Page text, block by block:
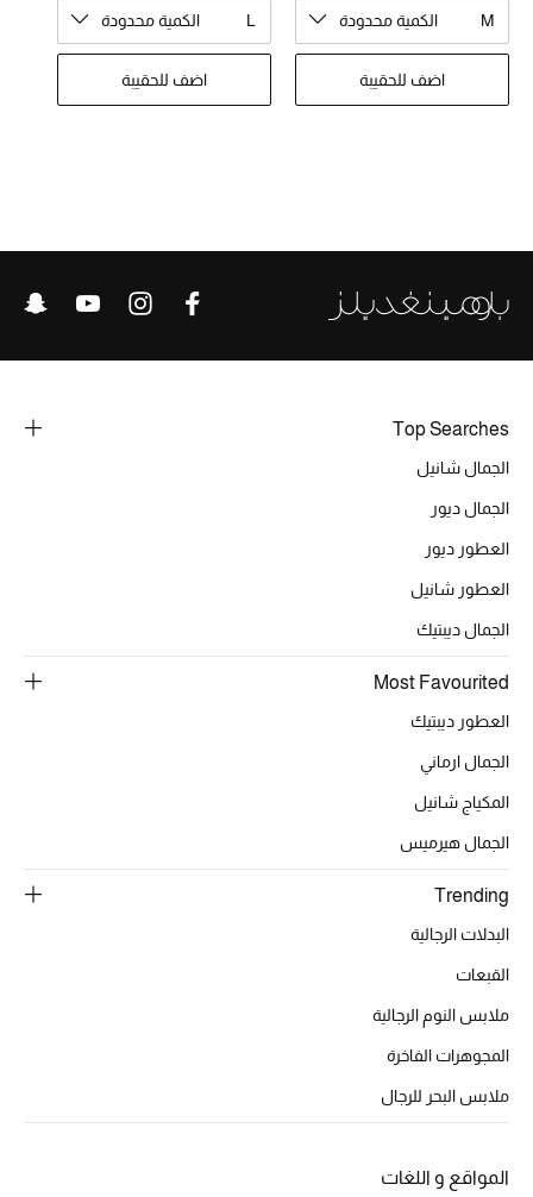
الحب للمحلي
ركن الفخامة
جميع الحقائب النسائية
موضة نسائية
الموسم الجديد
حقائب رجالية
حقائب الأطفال
أبرز المصممين
أبرز الحقائب
M الكمية محدودة
اضف للحقيبة
L الكمية محدودة
اضف للحقيبة
Top Searches
الجمال شانيل
الجمال ديور
العطور ديور
العطور شانيل
الجمال ديبتيك
Most Favourited
العطور ديبتيك
الجمال ارماني
المكياج شانيل
الجمال هيرميس
Trending
البدلات الرجالية
القبعات
ملابس النوم الرجالية
المجوهرات الفاخرة
ملابس البحر للرجال
المواقع و اللغات